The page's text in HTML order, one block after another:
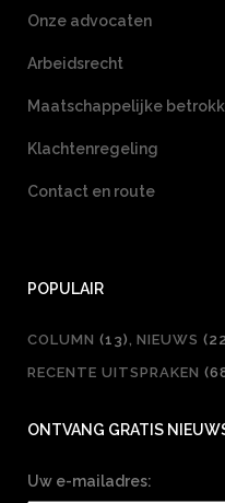
Onze advocaten
Arbeidsrecht
Maatschappelijke
Klachtenregeling
Contact en route
POPULAIR
COLUMN (13) NIEUWS
RECENTE UITSPRAKEN
ONTVANG GRATIS
Uw e-mailadres: